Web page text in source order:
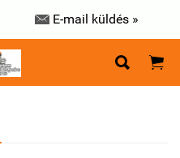
 E-mail küldés »
 